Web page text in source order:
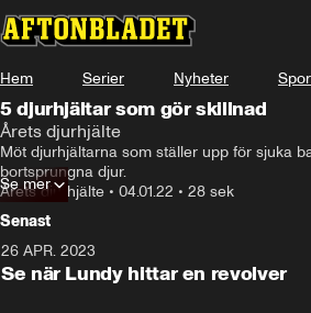
Hem Serier Nyheter
5 djurhjältar som gör skillnad
Årets djurhjälte
Möt djurhjältarna som ställer upp för sjuka
bortsprungna djur.
Årets djurhjälte • 04.01.22 • 28 sek
Se mer
Senast
26 APR. 2023
Se när Lundy hittar en revolver